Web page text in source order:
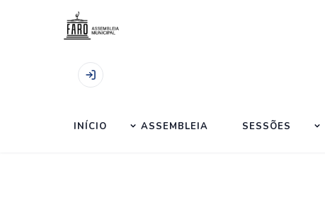
INÍCIO ASSEMBLEIA SESSÕES
Início